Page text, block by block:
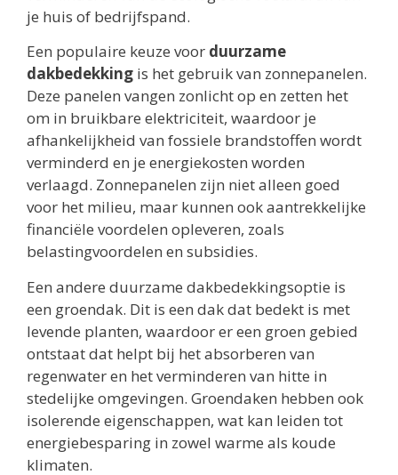
je huis of bedrijfspand.
Een populaire keuze voor duurzame
dakbedekking is het gebruik van zonnepanelen.
Deze panelen vangen zonlicht op en zetten het
om in bruikbare elektriciteit, waardoor je
afhankelijkheid van fossiele brandstoffen wordt
verminderd en je energiekosten worden
verlaagd. Zonnepanelen zijn niet alleen goed
voor het milieu, maar kunnen ook aantrekkelijke
financiële voordelen opleveren, zoals
belastingvoordelen en subsidies.
Een andere duurzame dakbedekkingsoptie is
een groendak. Dit is een dak dat bedekt is met
levende planten, waardoor er een groen gebied
ontstaat dat helpt bij het absorberen van
regenwater en het verminderen van hitte in
stedelijke omgevingen. Groendaken hebben ook
isolerende eigenschappen, wat kan leiden tot
energiebesparing in zowel warme als koude
klimaten.